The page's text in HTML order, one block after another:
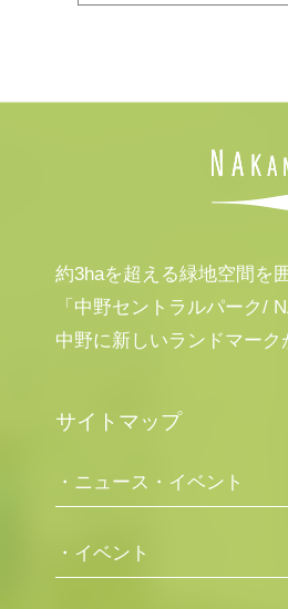
約3haを超える緑地空間を
「中野セントラルパーク/
中野に新しいランドマーク
サイトマップ
・ニュース・イベント
・イベント